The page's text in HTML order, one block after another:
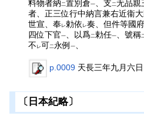
料物者納 二置別倉一 、支 二无品親
者、正三位行中納言兼右近衞
世宣、奉レ勅依 レ奏、但件等國
四位下官一 、以爲二勅任一 、號稱
不 レ可二 永例一
p.0009 天長三年九月六日
〔日本紀略〕